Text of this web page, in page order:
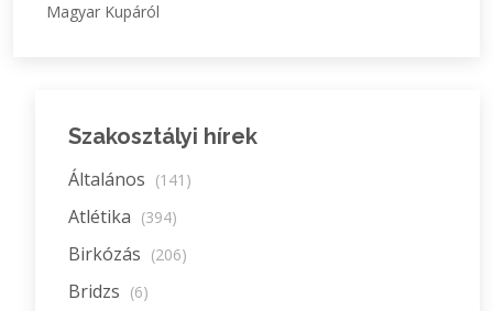
Magyar Kupáról
Szakosztályi hírek
Általános (141)
Atlétika (394)
Birkózás (206)
Bridzs (6)